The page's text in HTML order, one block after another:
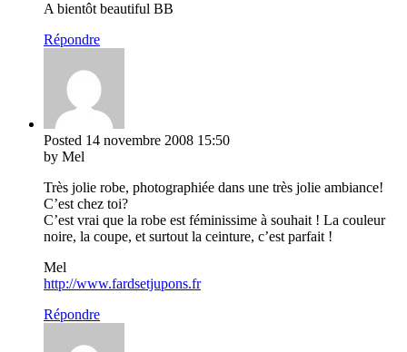
A bientôt beautiful BB
Répondre
Posted 14 novembre 2008 15:50
by Mel
Très jolie robe, photographiée dans une très jolie ambiance!
C’est chez toi?
C’est vrai que la robe est féminissime à souhait ! La couleur
noire, la coupe, et surtout la ceinture, c’est parfait !
Mel
http://www.fardsetjupons.fr
Répondre